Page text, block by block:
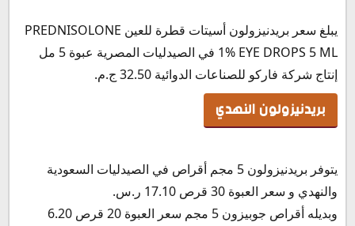
يبلغ سعر بريدنيزولون أسيتات قطرة للعين PREDNISOLONE
1% EYE DROPS 5 ML في الصيدليات المصرية عبوة 5 مل
إنتاج شركة فاركو للصناعات الدوائية 32.50 ج.م.
بريدنيزولون النهدي
يتوفر بريدنيزولون 5 مجم أقراص في الصيدليات السعودية
والنهدي و سعر العبوة 30 قرص 17.10 ر.س.‏
وبديله أقراص جوبيزون 5 مجم سعر العبوة 20 قرص 6.20